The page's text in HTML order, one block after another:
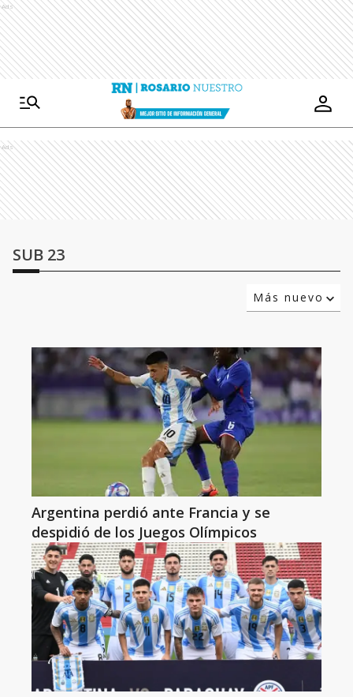
Ads
Ads
SUB 23
Más nuevo
Argentina perdió ante Francia y se
despidió de los Juegos Olímpicos